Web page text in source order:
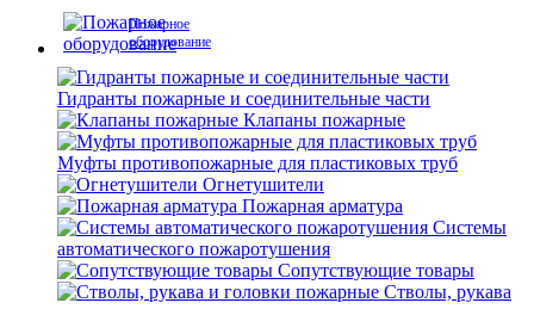
Пожарное
оборудование
Гидранты пожарные и соединительные части
Клапаны пожарные
Муфты противопожарные для пластиковых труб
Огнетушители
Пожарная арматура
Системы
автоматического пожаротушения
Сопутствующие товары
Стволы, рукава